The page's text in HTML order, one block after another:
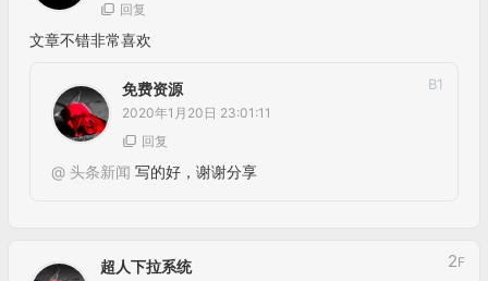
回复
文章不错非常喜欢
免费资源
2020年1月20日 23:01:11
B1
回复
@ 头条新闻 写的好，谢谢分享
超人下拉系统 2F